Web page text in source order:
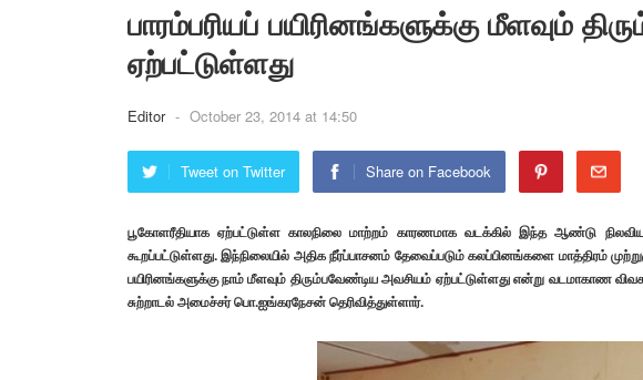
பாரம்பரியப் பயிரினங்களுக்கு மீளவும்
ஏற்பட்டுள்ளது
Editor - October 23, 2014 at 14:50
Tweet on Twitter Share on Facebook
பூகோளரீதியாக ஏற்பட்டுள்ள காலநிலை மாற்றம் காரணமாக வடக்கில் இந்த ஆண்டு
கூறப்பட்டுள்ளது.இந்நிலையில் அதிக நீர்ப்பாசனம் தேவைப்படும் கலப்பினங்களை மாத்திரம்
பயிரினங்களுக்கு நாம் மீளவும் திரும்பவேண்டிய அவசியம் ஏற்பட்டுள்ளது என்று வடமாகாண
சுற்றாடல் அமைச்சர் பொ.ஐங்கரநேசன் தெரிவித்துள்ளார்.